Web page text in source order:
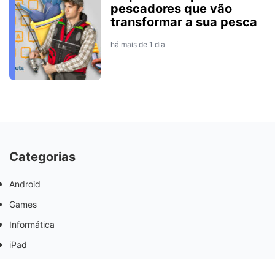
pescadores que vão
transformar a sua pesca
há mais de 1 dia
Categorias
Android
Games
Informática
iPad